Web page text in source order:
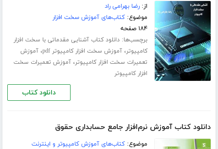
از:رضا بهرامی راد
موضوع:کتاب‌های آموزش سخت افزار
۱۸۴ صفحه
برچسب‌ها:دانلود کتاب آشنایی مقدماتی با سخت افزار
کامپیوتر،آموزش سخت افزار کامپیوتر pdf ،آموزش
تعمیرات سخت افزار کامپیوتر،آموزش تعمیرات سخت
افزار کامپیوتر
دانلود کتاب
دانلود کتاب آموزش نرم‌افزار جامع حسابداری حقوق
موضوع:کتاب‌های آموزش کامپیوتر و اینترنت